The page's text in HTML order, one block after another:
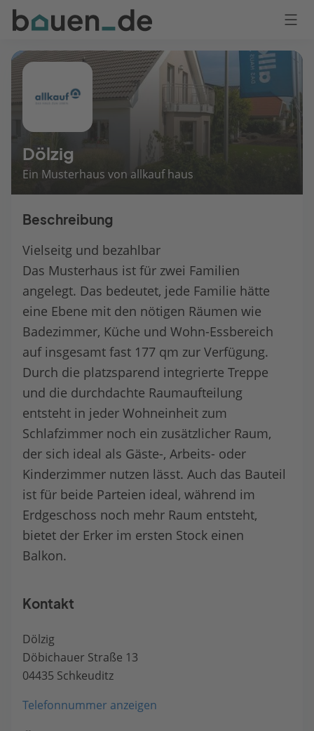
Bauen
Logo
Anmelden
Dölzig
Ein Musterhaus von allkauf haus
Beschreibung
Vielseitg und bezahlbar
Das Musterhaus ist für zwei Familien
angelegt. Das bedeutet, jede Familie hätte
eine Ebene mit den nötigen Räumen wie
Badezimmer, Küche und Wohn-Essbereich
auf insgesamt fast 177 qm zur Verfügung.
Durch die platzsparend integrierte Treppe
und die durchdachte Raumaufteilung
entsteht in jeder Wohneinheit zum
Schlafzimmer noch ein zusätzlicher Raum,
der sich ideal als Gäste-, Arbeits- oder
Kinderzimmer nutzen lässt. Auch das Bauteil
ist für beide Parteien ideal, während im
Erdgeschoss noch mehr Raum entsteht,
bietet der Erker im ersten Stock einen
Balkon.
Kontakt
Dölzig
Döbichauer Straße 13
04435 Schkeuditz
Telefonnummer anzeigen